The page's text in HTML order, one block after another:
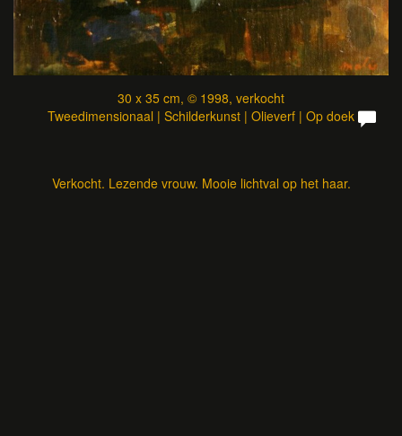
30 x 35 cm, © 1998, verkocht
Tweedimensionaal | Schilderkunst | Olieverf | Op doek
Verkocht. Lezende vrouw. Mooie lichtval op het haar.